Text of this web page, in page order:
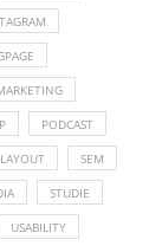
PODCAST
SEM
STUDIE
USABILITY